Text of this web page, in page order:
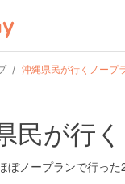
沖縄県民が行くノープ
user
民が行
ぼノープランで行った